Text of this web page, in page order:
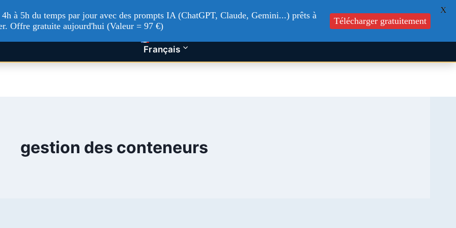
Tech Intelligence artificielle Nos services Formations Blog Contactez-nous
Français
gestion des conteneurs
à 5h du temps par jour avec des prompts IA (ChatGPT, Claude, Gemini...) prêts à
Offre gratuite aujourd'hui (Valeur = 97 €)
Télécharger gratuitement
X